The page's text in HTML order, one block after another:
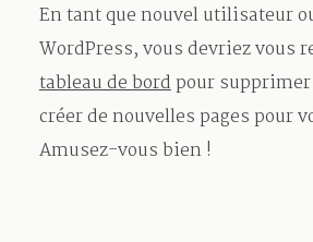
En tant que nouvel utilisateur
WordPress, vous devriez vous
tableau de bordpour supprimer
créer de nouvelles pages pour
Amusez-vous bien !